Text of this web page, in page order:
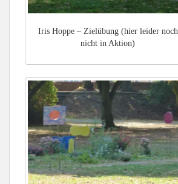
Iris Hoppe – Zielübung (hier leider noch
nicht in Aktion)